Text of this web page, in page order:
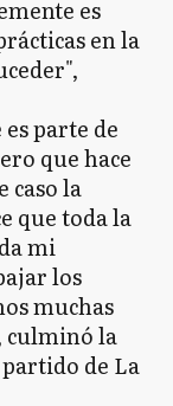
es
en la
parte de
que hace
caso la
que toda la
mi
los
muchas
culminó la
de La